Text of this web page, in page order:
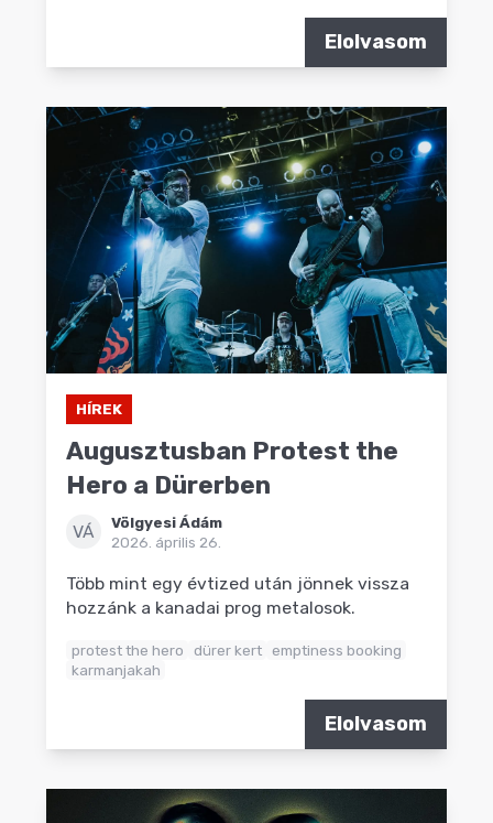
Elolvasom
HÍREK
Augusztusban Protest the
Hero a Dürerben
VÁ
Völgyesi Ádám
2026. április 26.
Több mint egy évtized után jönnek vissza
hozzánk a kanadai prog metalosok.
protest the hero dürer kert emptiness booking
karmanjakah
Elolvasom